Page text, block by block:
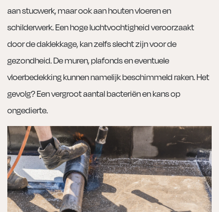
aan stucwerk, maar ook aan houten vloeren en
schilderwerk. Een hoge luchtvochtigheid veroorzaakt
door de daklekkage, kan zelfs slecht zijn voor de
gezondheid. De muren, plafonds en eventuele
vloerbedekking kunnen namelijk beschimmeld raken. Het
gevolg? Een vergroot aantal bacteriën en kans op
ongedierte.